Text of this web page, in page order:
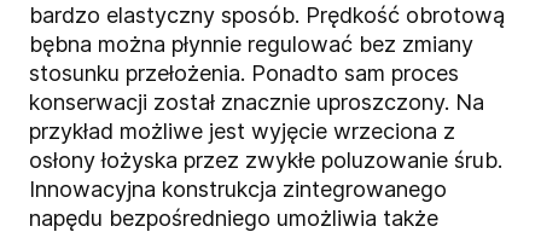
bardzo elastyczny sposób. Prędkość obrotową
bębna można płynnie regulować bez zmiany
stosunku przełożenia. Ponadto sam proces
konserwacji został znacznie uproszczony. Na
przykład możliwe jest wyjęcie wrzeciona z
osłony łożyska przez zwykłe poluzowanie śrub.
Innowacyjna konstrukcja zintegrowanego
napędu bezpośredniego umożliwia także